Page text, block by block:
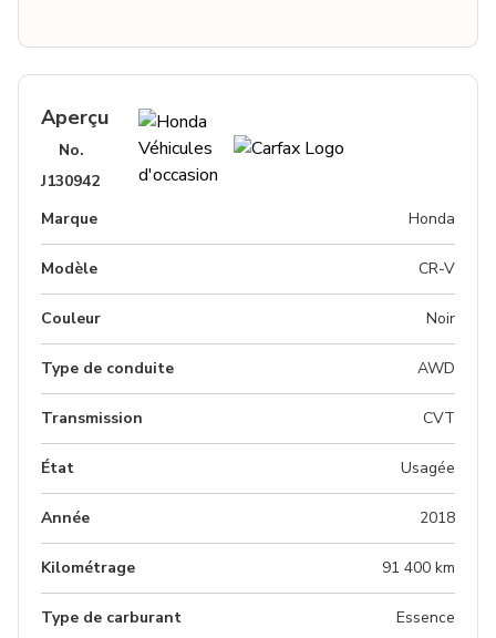
Aperçu
No.
J130942
Marque
Honda
Modèle CR-V
Couleur Noir
Type de conduite AWD
Transmission CVT
État Usagée
Année 2018
Kilométrage 91 400 km
Type de carburant Essence